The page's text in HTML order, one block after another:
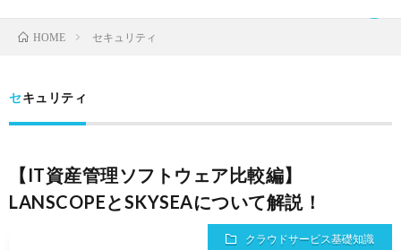
HOME セキュリティ
セキュリティ
【IT資産管理ソフトウェア比較編】
LANSCOPEとSKYSEAについて解説！
クラウドサービス基礎知識